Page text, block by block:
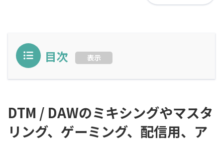
目次 表示
DTM / DAWのミキシングやマスタ
リング、ゲーミング、配信用、ア